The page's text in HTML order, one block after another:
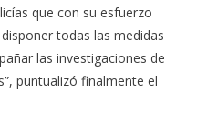
que con su esfuerzo
todas las medidas
las investigaciones de
puntualizó finalmente el